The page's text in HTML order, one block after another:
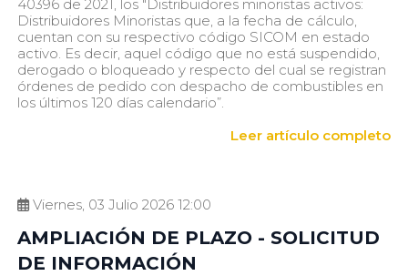
40396 de 2021, los "Distribuidores minoristas activos:
Distribuidores Minoristas que, a la fecha de cálculo,
cuentan con su respectivo código SICOM en estado
activo. Es decir, aquel código que no está suspendido,
derogado o bloqueado y respecto del cual se registran
órdenes de pedido con despacho de combustibles en
los últimos 120 días calendario”.
Leer artículo completo
Viernes, 03 Julio 2026 12:00
AMPLIACIÓN DE PLAZO - SOLICITUD
DE INFORMACIÓN